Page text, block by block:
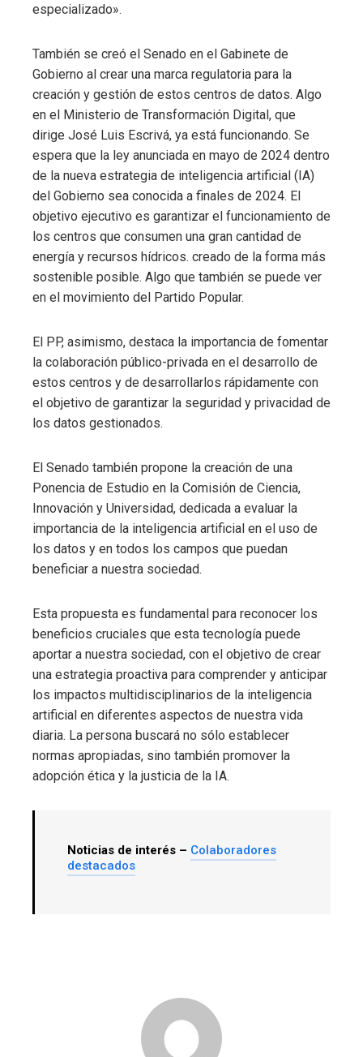
especializado».
También se creó el Senado en el Gabinete de
Gobierno al crear una marca regulatoria para la
creación y gestión de estos centros de datos. Algo
en el Ministerio de Transformación Digital, que
dirige José Luis Escrivá, ya está funcionando. Se
espera que la ley anunciada en mayo de 2024 dentro
de la nueva estrategia de inteligencia artificial (IA)
del Gobierno sea conocida a finales de 2024. El
objetivo ejecutivo es garantizar el funcionamiento de
los centros que consumen una gran cantidad de
energía y recursos hídricos. creado de la forma más
sostenible posible. Algo que también se puede ver
en el movimiento del Partido Popular.
El PP, asimismo, destaca la importancia de fomentar
la colaboración público-privada en el desarrollo de
estos centros y de desarrollarlos rápidamente con
el objetivo de garantizar la seguridad y privacidad de
los datos gestionados.
El Senado también propone la creación de una
Ponencia de Estudio en la Comisión de Ciencia,
Innovación y Universidad, dedicada a evaluar la
importancia de la inteligencia artificial en el uso de
los datos y en todos los campos que puedan
beneficiar a nuestra sociedad.
Esta propuesta es fundamental para reconocer los
beneficios cruciales que esta tecnología puede
aportar a nuestra sociedad, con el objetivo de crear
una estrategia proactiva para comprender y anticipar
los impactos multidisciplinarios de la inteligencia
artificial en diferentes aspectos de nuestra vida
diaria. La persona buscará no sólo establecer
normas apropiadas, sino también promover la
adopción ética y la justicia de la IA.
Noticias de interés – Colaboradores
destacados